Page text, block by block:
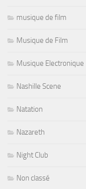
musique de film
Musique de Film
Musique Electronique
Nashille Scene
Natation
Nazareth
Night Club
Non classé